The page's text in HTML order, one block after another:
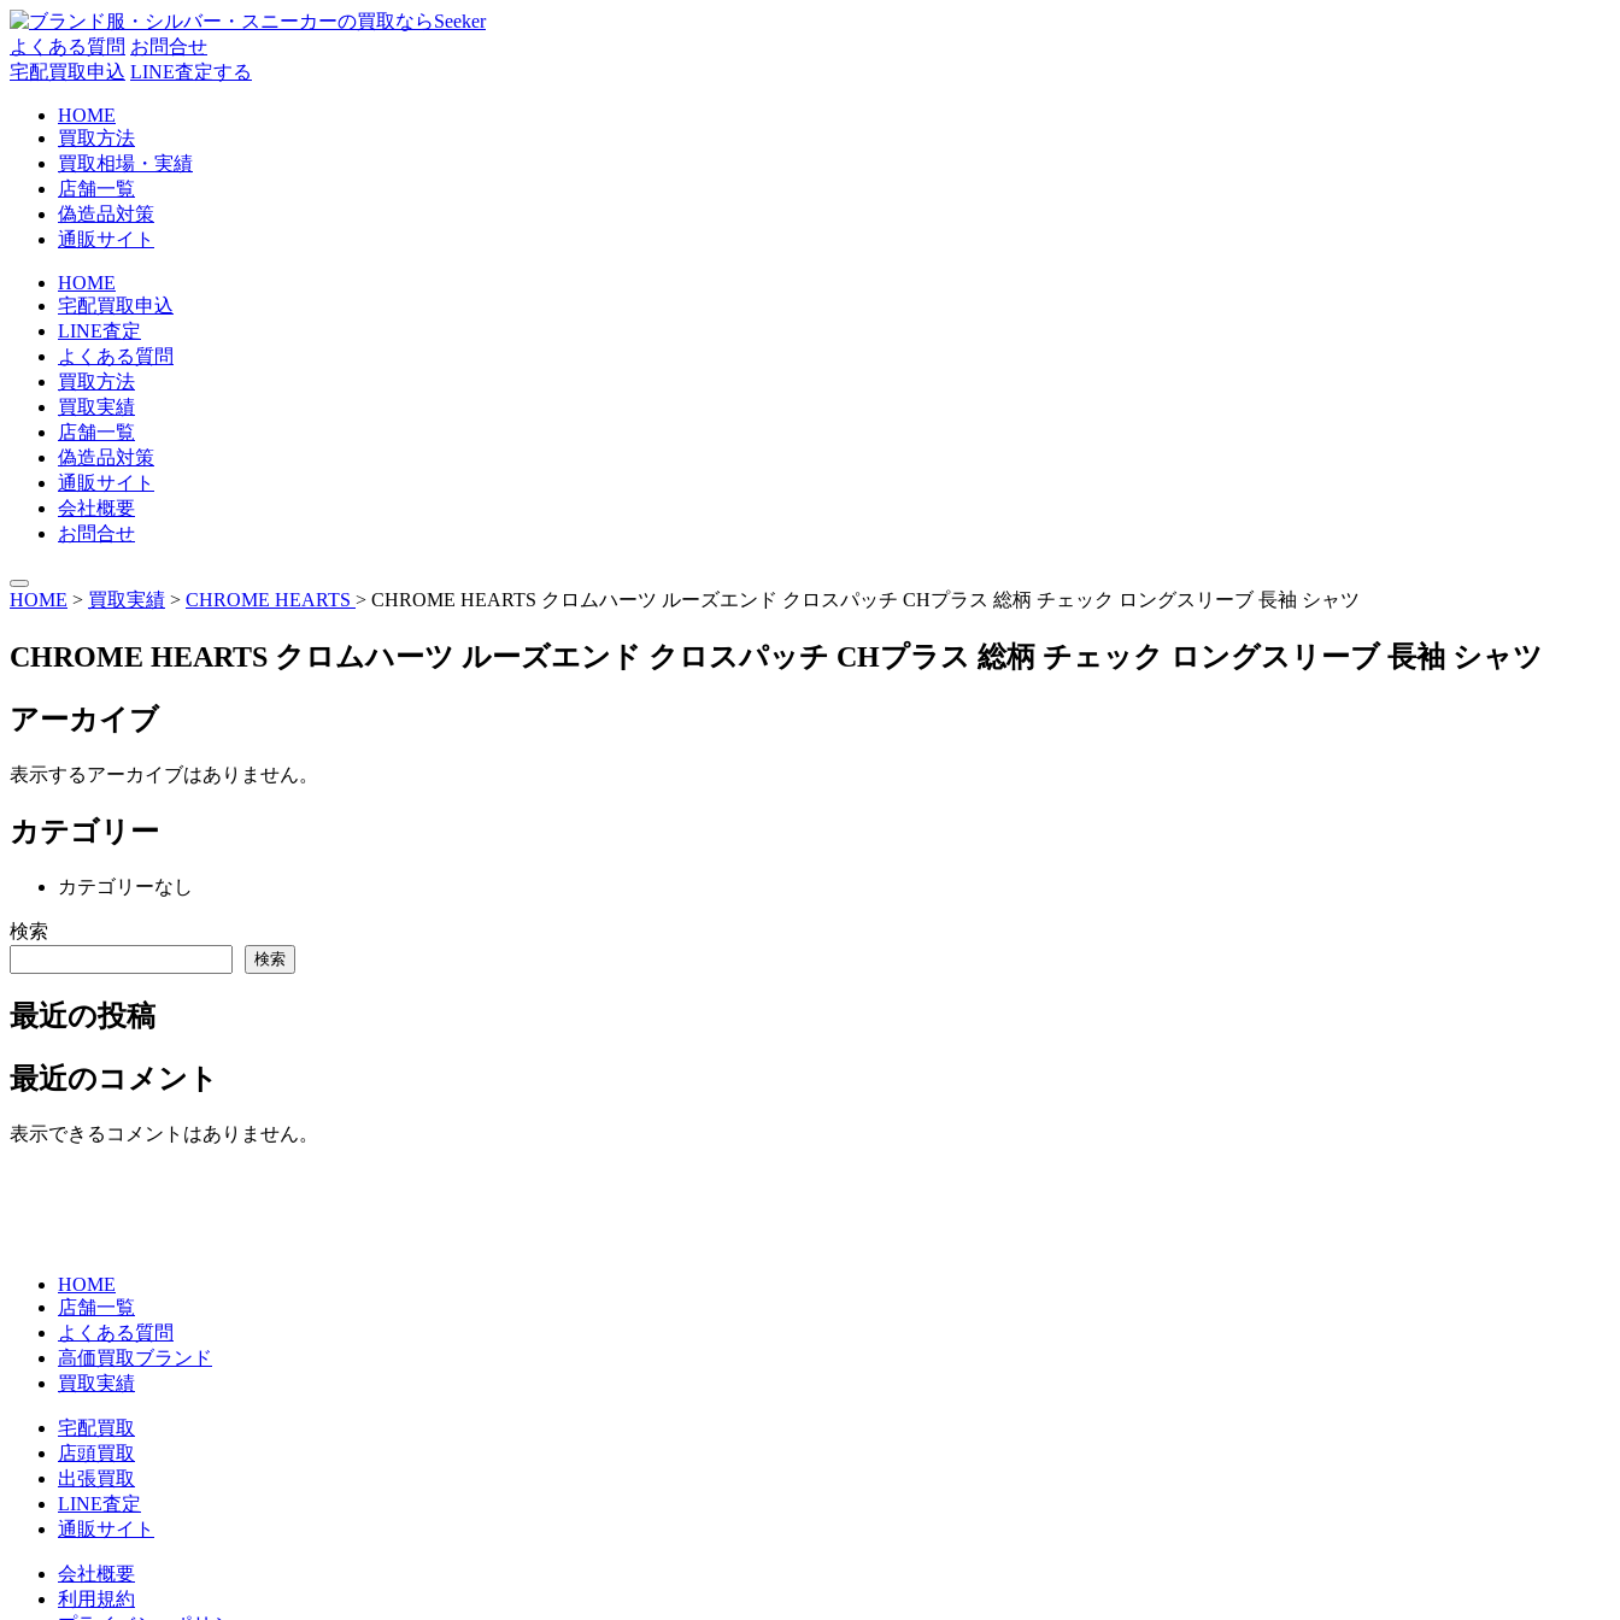
コ
ン
テ
よくある質問 お問合せ
宅配買取申込 LINE査定する
HOME
買取方法
買取相場・実績
店舗一覧
偽造品対策
通販サイト
HOME
宅配買取申込
LINE査定
よくある質問
買取方法
買取実績
店舗一覧
偽造品対策
通販サイト
会社概要
お問合せ
HOME > 買取実績 > CHROME HEARTS > CHROME HEARTS クロムハーツ ルーズエンド クロスパッチ CHプラス 総柄 チェック ロングスリーブ 長袖 シャツ
CHROME HEARTS クロムハーツ ルーズエンド クロスパッチ CHプラス 総柄 チェック ロングスリーブ 長袖 シャツ
アーカイブ
表示するアーカイブはありません。
カテゴリー
カテゴリーなし
検索
検索
最近の投稿
最近のコメント
表示できるコメントはありません。
HOME
店舗一覧
よくある質問
高価買取ブランド
買取実績
宅配買取
店頭買取
出張買取
LINE査定
通販サイト
会社概要
利用規約